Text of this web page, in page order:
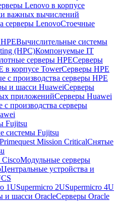
Lenovo в корпусе
важных вычислений
серверы LenovoСтоечные
Вычислительные системы
(HPC)Компонуемые IT
серверы HPEСерверы
в корпусе TowerСерверы HPE
с производства серверы HPE
и шасси HuaweiСерверы
приложенийСерверы Huawei
с производства серверы
Fujitsu
системы Fujitsu
Mission CriticalСнятые
CiscoМодульные серверы
Центральные устройства и
1USupermicro 2USupermicro 4U
и шасси OracleСерверы Oracle